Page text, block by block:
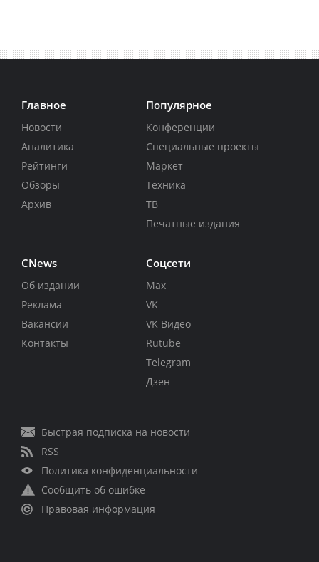
Главное
Новости
Аналитика
Рейтинги
Обзоры
Архив
Популярное
Конференции
Специальные проекты
Маркет
Техника
ТВ
Печатные издания
CNews
Об издании
Реклама
Вакансии
Контакты
Соцсети
Max
VK
VK Видео
Rutube
Telegram
Дзен
Быстрая подписка на новости
RSS
Политика конфиденциальности
Сообщить об ошибке
Правовая информация